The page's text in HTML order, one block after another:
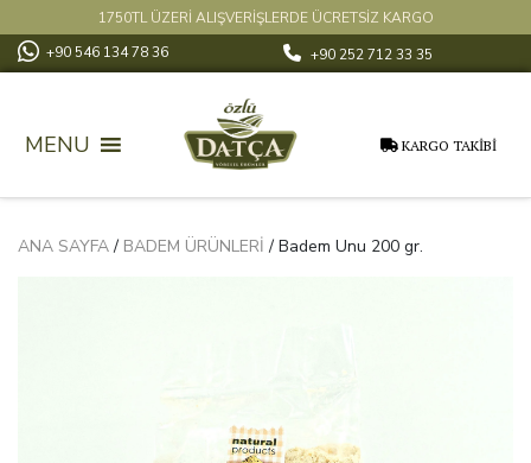
1750TL ÜZERİ ALIŞVERİŞLERDE ÜCRETSİZ KARGO
+90 546 134 78 36
+90 252 712 33 35
MENU KARGO TAKİBİ
ANA SAYFA/ BADEM ÜRÜNLERI / Badem Unu 200 gr.